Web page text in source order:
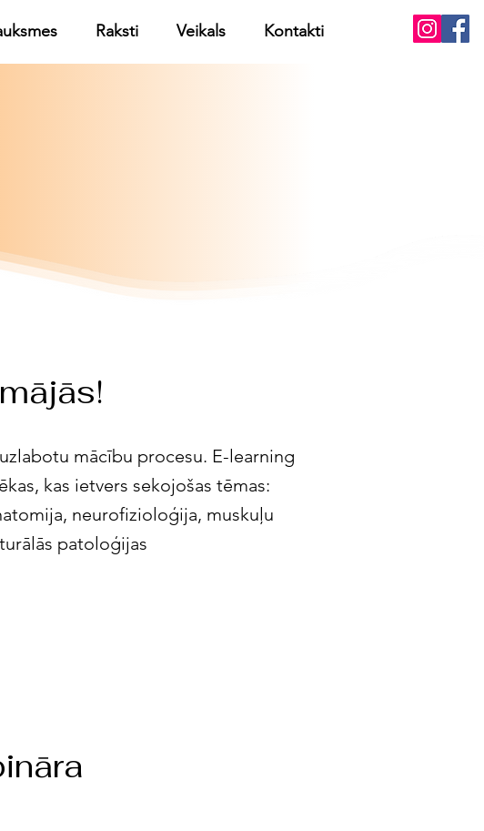
Raksti Veikals Kontakti
mācību procesu. E-learning
kas ietvers sekojošas tēmas:
neurofizioloģija, muskuļu
patoloģijas